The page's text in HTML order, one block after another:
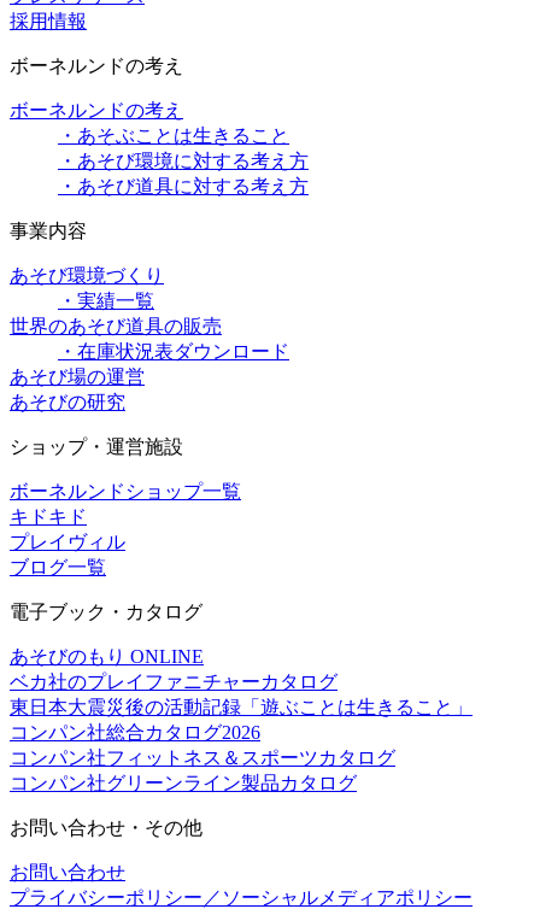
採用情報
ボーネルンドの考え
ボーネルンドの考え
・あそぶことは生きること
・あそび環境に対する考え方
・あそび道具に対する考え方
事業内容
あそび環境づくり
・実績一覧
世界のあそび道具の販売
・在庫状況表ダウンロード
あそび場の運営
あそびの研究
ショップ・運営施設
ボーネルンドショップ一覧
キドキド
プレイヴィル
ブログ一覧
電子ブック・カタログ
あそびのもり ONLINE
ベカ社のプレイファニチャーカタログ
東日本大震災後の活動記録「遊ぶことは生きること」
コンパン社総合カタログ2026
コンパン社フィットネス＆スポーツカタログ
コンパン社グリーンライン製品カタログ
お問い合わせ・その他
お問い合わせ
プライバシーポリシー／ソーシャルメディアポリシー